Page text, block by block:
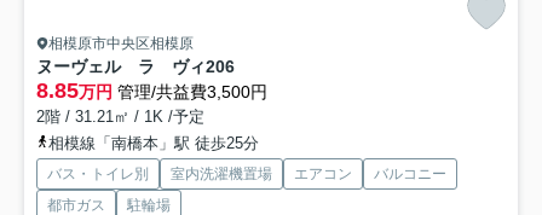
相模原市中央区相模原
ヌーヴェル ラ ヴィ206
8.85万円 管理/共益費3,500円
2階 / 31.21㎡ / 1K /予定
相模線「南橋本」駅 徒歩25分
バス・トイレ別 室内洗濯機置場 エアコン
バルコニー
都市ガス
駐輪場